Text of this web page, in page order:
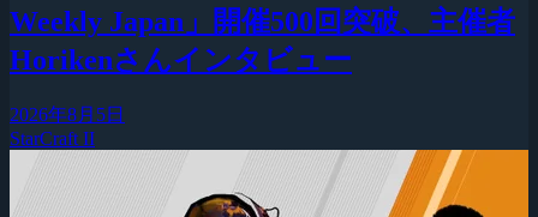
Weekly Japan」開催500回突破、主催者
Horikenさんインタビュー
2026年8月5日
StarCraft II